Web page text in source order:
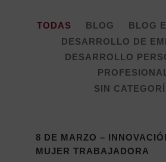
TODAS BLOG
BLOG
DESARROLLO DE
DESARROLLO
SIN
8 DE MARZO –
MUJER TRABAJADORA